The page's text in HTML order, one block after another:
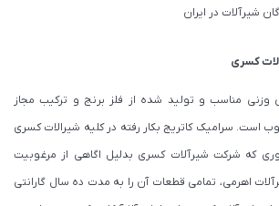
شیرآلات در ایران
کسری
وزنی مناسب و تولید شده از فلز برنج و ترکیب مجاز
است. سرامیک کاتریج بکار رفته در کلیه شیرالات کسری
که شرکت شیرآلات کسری بدلیل اگاهی از مرغوبیت
اهرمی، تمامی قطعات آن را به مدت ده سال گارانتی